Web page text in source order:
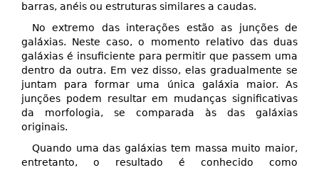
barras, anéis ou estruturas similares a caudas.
No extremo das interações estão as junções de
galáxias. Neste caso, o momento relativo das duas
galáxias é insuficiente para permitir que passem uma
dentro da outra. Em vez disso, elas gradualmente se
juntam para formar uma única galáxia maior. As
junções podem resultar em mudanças significativas
da morfologia, se comparada às das galáxias
originais.
Quando uma das galáxias tem massa muito maior,
entretanto, o resultado é conhecido como